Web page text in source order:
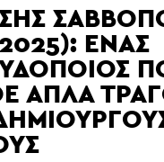
ΈΝΑΣ
ΑΠΛΆ